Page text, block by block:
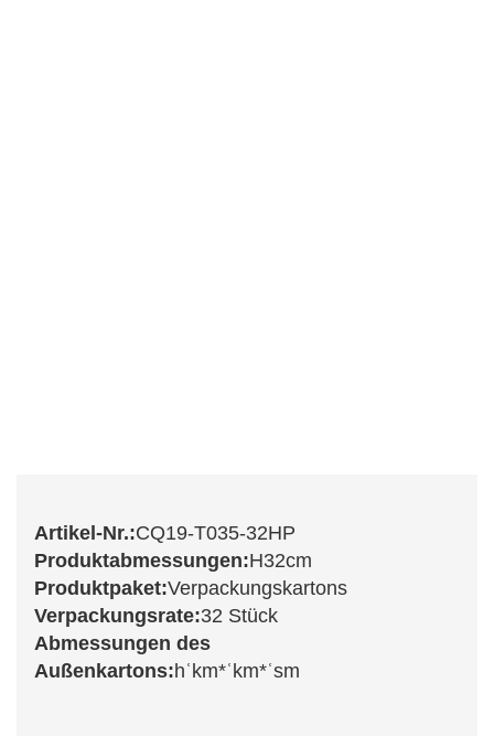
Artikel-Nr.:CQ19-T035-32HP
Produktabmessungen:H32cm
Produktpaket:Verpackungskartons
Verpackungsrate:32 Stück
Abmessungen des
Außenkartons:hʿkm*ʿkm*ʿsm